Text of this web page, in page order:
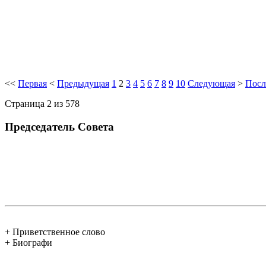
<< Первая < Предыдущая 1 2 3 4 5 6 7 8 9 10 Следующая >
Страница 2 из 578
Председатель Совета
+ Приветственное слово
+ Биографи